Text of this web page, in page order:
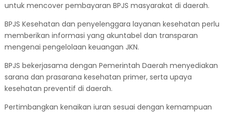
untuk mencover pembayaran BPJS masyarakat di daerah.
BPJS Kesehatan dan penyelenggara layanan kesehatan perlu
memberikan informasi yang akuntabel dan transparan
mengenai pengelolaan keuangan JKN.
BPJS bekerjasama dengan Pemerintah Daerah menyediakan
sarana dan prasarana kesehatan primer, serta upaya
kesehatan preventif di daerah.
Pertimbangkan kenaikan iuran sesuai dengan kemampuan